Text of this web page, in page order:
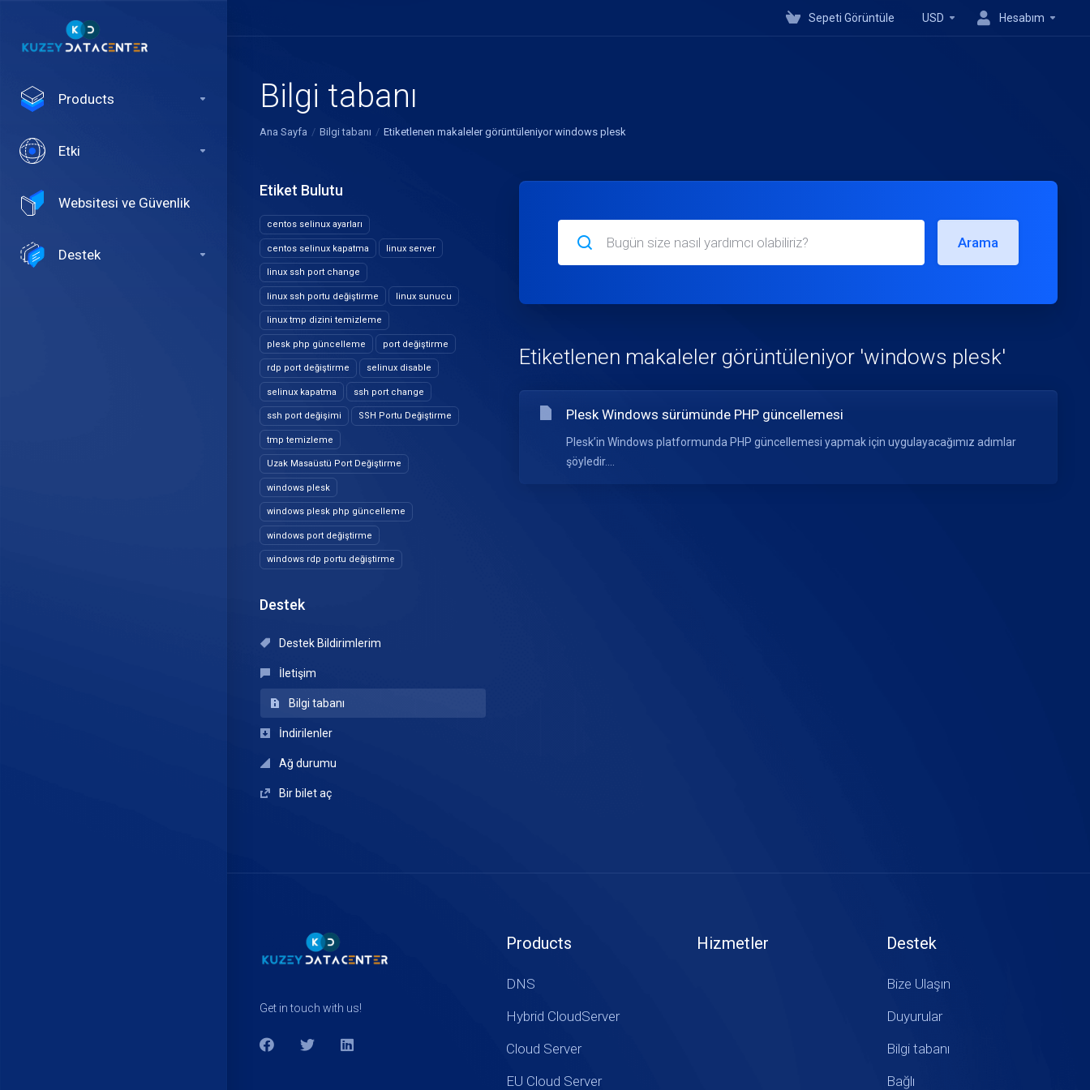
Products
Etki
Websitesi ve Güvenlik
Destek
Sepeti Görüntüle USD Hesabım
Bilgi tabanı
Ana Sayfa Bilgi tabanı Etiketlenen makaleler görüntüleniyor windows plesk
Etiket Bulutu
centos selinux ayarları
centos selinux kapatma linux server
linux ssh port change
linux ssh portu değiştirme linux sunucu
linux tmp dizini temizleme
plesk php güncelleme port değiştirme
rdp port değiştirme selinux disable
selinux kapatma ssh port change
ssh port değişimi SSH Portu Değiştirme
tmp temizleme
Uzak Masaüstü Port Değiştirme
windows plesk
windows plesk php güncelleme
windows port değiştirme
windows rdp portu değiştirme
Destek
Destek Bildirimlerim
İletişim
Bilgi tabanı
İndirilenler
Ağ durumu
Bir bilet aç
Arama
Etiketlenen makaleler görüntüleniyor 'windows plesk'
Plesk Windows sürümünde PHP güncellemesi
Plesk’in Windows platformunda PHP güncellemesi yapmak için uygulayacağımız adımlar
şöyledir....
Get in touch with us!
Products
DNS
Hybrid CloudServer
Cloud Server
EU Cloud Server
Hizmetler Destek
Bize Ulaşın
Duyurular
Bilgi tabanı
Bağlı